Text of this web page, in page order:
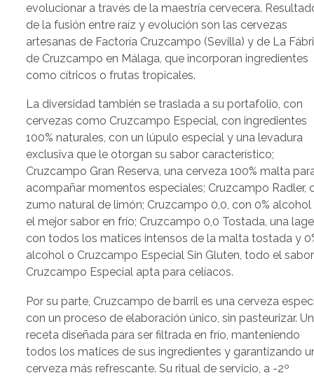
evolucionar a través de la maestría cervecera.
de la fusión entre raíz y evolución son las cervezas
artesanas de Factoría Cruzcampo (Sevilla) y de La
de Cruzcampo en Málaga, que incorporan ingredientes
como cítricos o frutas tropicales.
La diversidad también se traslada a su portafolio, con
cervezas como Cruzcampo Especial, con ingredientes
100% naturales, con un lúpulo especial y una levadura
exclusiva que le otorgan su sabor característico;
Cruzcampo Gran Reserva, una cerveza 100% malta
acompañar momentos especiales; Cruzcampo Radler,
zumo natural de limón; Cruzcampo 0,0, con 0% alcohol
el mejor sabor en frío; Cruzcampo 0,0 Tostada, una
con todos los matices intensos de la malta tostada y
alcohol o Cruzcampo Especial Sin Gluten, todo el
Cruzcampo Especial apta para celíacos.
Por su parte, Cruzcampo de barril es una cerveza
con un proceso de elaboración único, sin pasteurizar.
receta diseñada para ser filtrada en frío, manteniendo
todos los matices de sus ingredientes y garantizando
cerveza más refrescante. Su ritual de servicio, a -2º